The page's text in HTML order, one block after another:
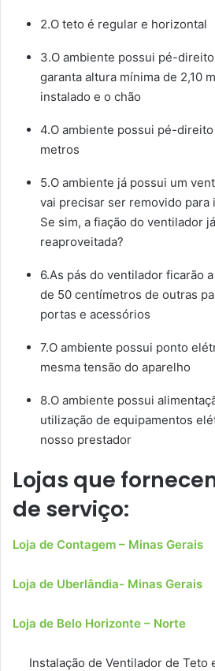
2.O teto é regular e horizontal
3.O ambiente possui pé-
garanta altura mínima de 2,10
instalado e o chão
4.O ambiente possui pé-
metros
5.O ambiente já possui um
vai precisar ser removido para
Se sim, a fiação do ventilador
reaproveitada?
6.As pás do ventilador ficarão
de 50 centímetros de outras
portas e acessórios
7.O ambiente possui ponto
mesma tensão do aparelho
8.O ambiente possui
utilização de equipamentos
nosso prestador
Lojas que
de serviço:
Loja de Contagem – Minas Gerais
Loja de Uberlândia- Minas Gerais
Loja de Belo Horizonte – Norte
Instalação de Ventilador de Teto